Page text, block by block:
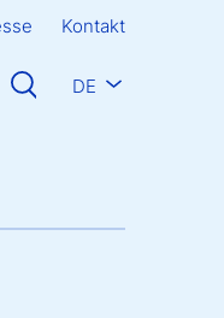
Kontakt
DE